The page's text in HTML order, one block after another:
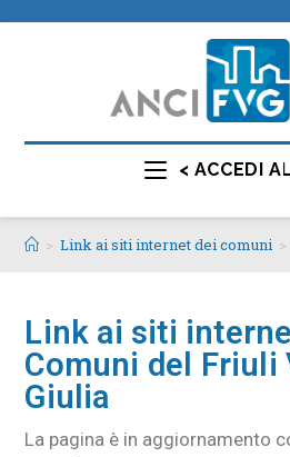
< ACCEDI
> Link ai siti internet dei comuni >
Link ai siti
Comuni del Friuli
Giulia
La pagina è in aggiornamento